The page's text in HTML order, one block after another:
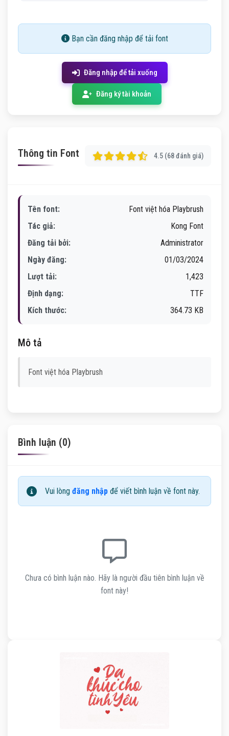
Bạn cần đăng nhập để tải font
Đăng nhập để tải xuống
Đăng ký tài khoản
Thông tin Font 4.5 (68 đánh giá)
Tên font:
Font việt hóa Playbrush
Tác giả:
Kong Font
Đăng tải bởi:
Administrator
Ngày đăng:
01/03/2024
Lượt tải:
1,423
Định dạng:
TTF
Kích thước:
364.73 KB
Mô tả
Font việt hóa Playbrush
Bình luận (0)
Vui lòng đăng nhập để viết bình luận về font này.
Chưa có bình luận nào. Hãy là người đầu tiên bình luận về
font này!